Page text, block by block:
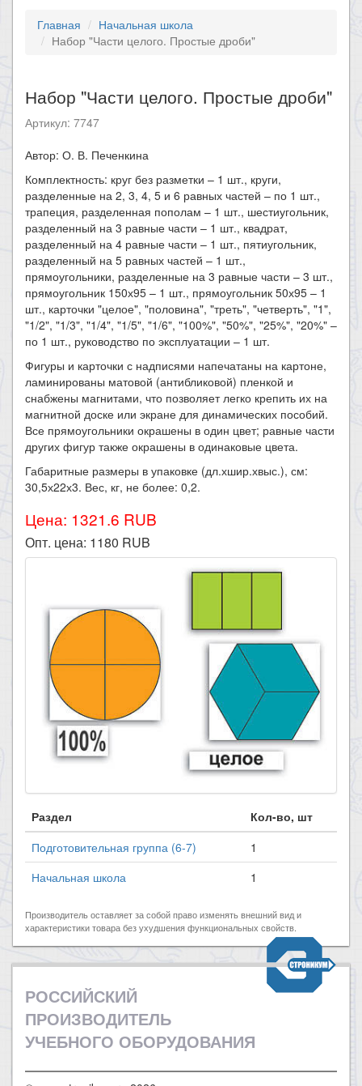
Главная
Начальная школа
Набор "Части целого. Простые дроби"
Набор "Части целого. Простые дроби"
Артикул: 7747
Автор: О. В. Печенкина
Комплектность: круг без разметки – 1 шт., круги,
разделенные на 2, 3, 4, 5 и 6 равных частей – по 1 шт.,
трапеция, разделенная пополам – 1 шт., шестиугольник,
разделенный на 3 равные части – 1 шт., квадрат,
разделенный на 4 равные части – 1 шт., пятиугольник,
разделенный на 5 равных частей – 1 шт.,
прямоугольники, разделенные на 3 равные части – 3 шт.,
прямоугольник 150х95 – 1 шт., прямоугольник 50х95 – 1
шт., карточки "целое", "половина", "треть", "четверть", "1",
"1/2", "1/3", "1/4", "1/5", "1/6", "100%", "50%", "25%", "20%" –
по 1 шт., руководство по эксплуатации – 1 шт.
Фигуры и карточки с надписями напечатаны на картоне,
ламинированы матовой (антибликовой) пленкой и
снабжены магнитами, что позволяет легко крепить их на
магнитной доске или экране для динамических пособий.
Все прямоугольники окрашены в один цвет; равные части
других фигур также окрашены в одинаковые цвета.
Габаритные размеры в упаковке (дл.хшир.хвыс.), см:
30,5х22х3. Вес, кг, не более: 0,2.
Цена: 1321.6 RUB
Опт. цена: 1180 RUB
Раздел
Кол-во, шт
Подготовительная группа (6-7)
1
Начальная школа
1
Производитель оставляет за собой право изменять внешний вид и
характеристики товара без ухудшения функциональных свойств.
РОССИЙСКИЙ
ПРОИЗВОДИТЕЛЬ
УЧЕБНОГО ОБОРУДОВАНИЯ